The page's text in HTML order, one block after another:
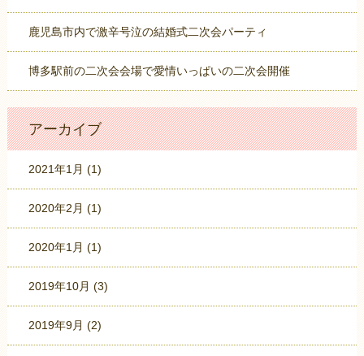
鹿児島市内で激辛号泣の結婚式二次会パーティ
博多駅前の二次会会場で愛情いっぱいの二次会開催
アーカイブ
2021年1月 (1)
2020年2月 (1)
2020年1月 (1)
2019年10月 (3)
2019年9月 (2)